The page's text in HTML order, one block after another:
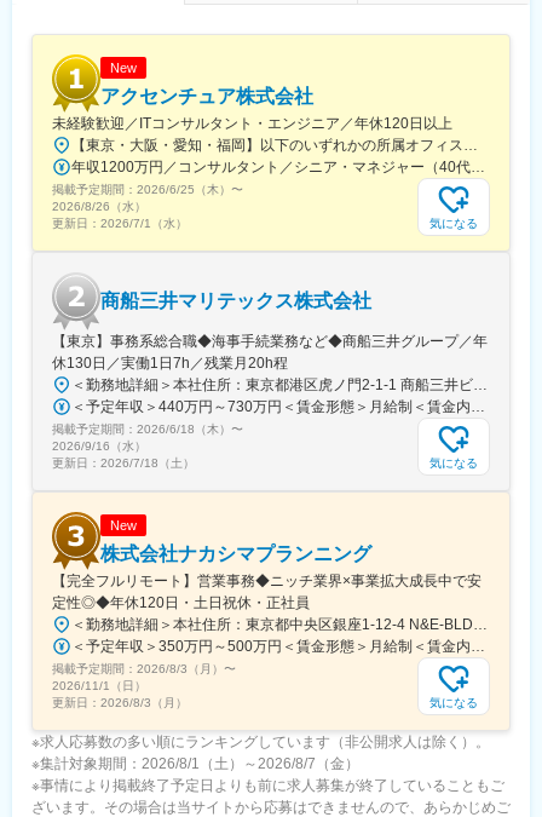
いため、顧客課題に深く入り込むこみながら多角的な顧客支援が
できます。
◎サービス拡大余地のある国内市場の拡大を担う最前線に身を置
けます！
少子高齢化による人手不足やデジタル人材不足、ジョブ型雇用へ
の流れが加速する現在において、人事的課題の多種多様化が進
み、企業は自社内リソースだけでは課題解決ができなくなってき
ットのダイナミクスを肌で感じられるポジションです。
■働き方
全国からフルリモートで就業可能で、全国各地の顧客を支援でき
ます。実際に、北海道在住の社員も複数名おり、成果とプライベ
ートを両立。ライフスタイルや生活環境に合わせて働き方を選択
しながら、モチベーション高く働いています。
変更の範囲：会社の定める業務
New
アクセンチュア株式会社
未経験歓迎／ITコンサルタント・エンジニア／年休120日以上
【東京・大阪・愛知・福岡】以下のいずれかの所属オフィスもしくは各エリアのプロジェクト先 所属オフィス：■赤坂インターシティ■関西オフィス■アクセンチュア・アドバンスト・テクノロジーセンター名古屋■福岡オフィス※詳細は勤務地一覧よりご覧いただけます。※所属オフィスを問わずプロジェクトにより、国内出張、海外出張の可能性があります【魅力ポイント│世界の知恵を活用】世界中のベストプラクティスがデータベースに集約されており、数多くの事例や社員の知恵を活用できます。日本では前例のない案件でも、世界各国の社員からオンライン・オフライン（海外出張）問わず、気軽にアドバイスを受けることができます。★ この求人のPOINT ★￣￣V￣￣￣￣￣￣￣￣￣＃世界約78万人規模の大手基盤で安定性◎若手から裁量大きく挑戦・成長できる環境＃土日祝休／連続5日以上の休暇取得も可能！／フルフレックス（コアタイムなし）＃コンサル・IT未経験者向けの手厚い研修◎／メンター制度もあるため安心してチャレンジOK！
年収1200万円／コンサルタント／シニア・マネジャー（40代） 年収1000万円／テクノロジーアーキテクト（30代）
掲載予定期間： 2026/6/25（木） 〜
2026/8/26（水）
更新日： 2026/7/1（水） 気になる
商船三井マリテックス株式会社
【東京】事務系総合職◆海事手続業務など◆商船三井グループ／年
休130日／実働1日7h／残業月20h程
＜勤務地詳細＞本社住所：東京都港区虎ノ門2-1-1 商船三井ビル勤務地最寄駅：東京メトロ銀座線／虎ノ門駅受動喫煙対策：屋内全面禁煙変更の範囲：会社の定める事業所
＜予定年収＞440万円～730万円＜賃金形態＞月給制＜賃金内訳＞月額（基本給）：291,800円～487,000円＜月給＞291,800円～487,000円＜昇給有無＞有＜残業手当＞有＜給与補足＞※上記想定年収には賞与3ヶ月分を含みます。金額は目安の金額であり、これまでのご経験・スキル・現年収等を総合的に考慮し決定いたします。■昇給：年1回■賞与：3ヶ月分（前年度実績）賃金はあくまでも目安の金額であり、選考を通じて上下する可能性があります。月給(月額)は固定手当を含めた表記です。
掲載予定期間： 2026/6/18（木） 〜
2026/9/16（水）
更新日： 2026/7/18（土） 気になる
New
株式会社ナカシマプランニング
【完全フルリモート】営業事務◆ニッチ業界×事業拡大成長中で安
定性◎◆年休120日・土日祝休・正社員
＜勤務地詳細＞本社住所：東京都中央区銀座1-12-4 N&E-BLD.7階受動喫煙対策：屋内全面禁煙変更の範囲：会社の定める事業所
＜予定年収＞350万円～500万円＜賃金形態＞月給制＜賃金内訳＞月額（基本給）：220,000円～270,000円＜月給＞220,000円～270,000円＜昇給有無＞有＜残業手当＞有＜給与補足＞■賞与：あり■昇給：あり賃金はあくまでも目安の金額であり、選考を通じて上下する可能性があります。月給(月額)は固定手当を含めた表記です。
掲載予定期間： 2026/8/3（月） 〜
2026/11/1（日）
更新日： 2026/8/3（月） 気になる
※求人応募数の多い順にランキングしています（非公開求人は除く）。
※集計対象期間：2026/8/1（土）～2026/8/7（金）
※事情により掲載終了予定日よりも前に求人募集が終了していることもご
ざいます。その場合は当サイトから応募はできませんので、あらかじめご